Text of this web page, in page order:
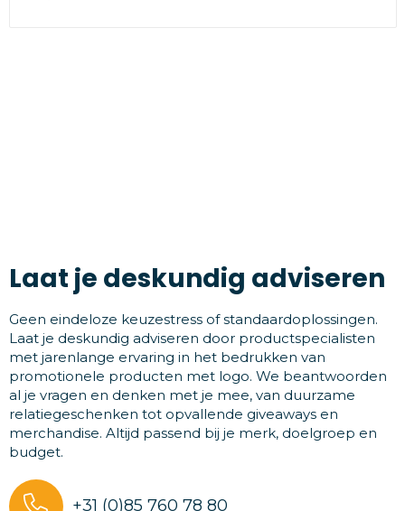
Laat je deskundig adviseren
Geen eindeloze keuzestress of standaardoplossingen.
Laat je deskundig adviseren door productspecialisten
met jarenlange ervaring in het bedrukken van
promotionele producten met logo. We beantwoorden
al je vragen en denken met je mee, van duurzame
relatiegeschenken tot opvallende giveaways en
merchandise. Altijd passend bij je merk, doelgroep en
budget.
+31 (0)85 760 78 80